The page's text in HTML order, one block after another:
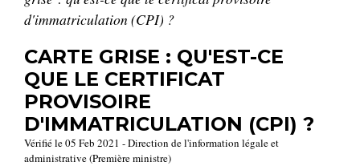
d'immatriculation (CPI) ?
CARTE GRISE : QU'EST-CE
QUE LE CERTIFICAT
PROVISOIRE
D'IMMATRICULATION (CPI) ?
Vérifié le 05 Feb 2021 - Direction de l'information légale et
administrative (Première ministre)